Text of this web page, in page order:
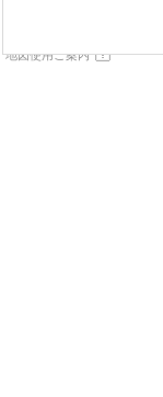
地図使用ご案内